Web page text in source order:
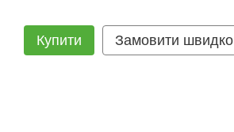
Купити Замовити швидко